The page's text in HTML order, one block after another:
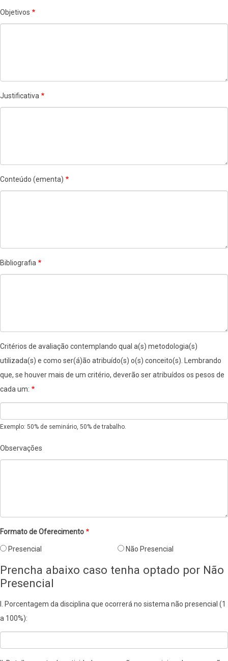
Objetivos
Justificativa
Conteúdo (ementa)
Bibliografia
Critérios de avaliação contemplando qual a(s) metodologia(s)
utilizada(s) e como ser(á)ão atribuído(s) o(s) conceito(s). Lembrando
que, se houver mais de um critério, deverão ser atribuídos os pesos de
cada um:
Exemplo: 50% de seminário, 50% de trabalho.
Observações
Formato de Oferecimento
Presencial Não Presencial
Prencha abaixo caso tenha optado por Não
Presencial
I. Porcentagem da disciplina que ocorrerá no sistema não presencial (1
a 100%):